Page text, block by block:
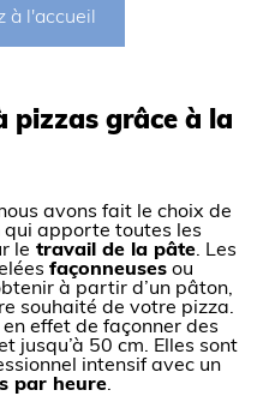
à l'accueil
pizzas grâce à la
avons fait le choix de
apporte toutes les
le travail de la pâte. Les
façonneuses ou
à partir d’un pâton,
souhaité de votre pizza.
effet de façonner des
jusqu’à 50 cm. Elles sont
intensif avec un
par heure.